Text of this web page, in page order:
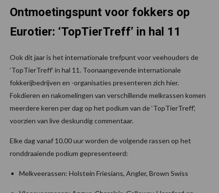
Ontmoetingspunt voor fokkers op
Eurotier: ‘TopTierTreff’ in hal 11
Ook dit jaar is het internationale trefpunt voor veehouders de
‘TopTierTreff’ in hal 11. Toonaangevende internationale
fokkerijbedrijven en -organisaties presenteren zich hier.
Fokdieren en nakomelingen van verschillende melkrassen komen
meerdere keren per dag op het podium van de ‘TopTierTreff’,
voorzien van live deskundig commentaar.
Elke dag vanaf 10.00 uur worden de volgende rassen op het
ronddraaiende podium gepresenteerd:
Melkveerassen: Holstein Friesians, Angler, Brown Swiss